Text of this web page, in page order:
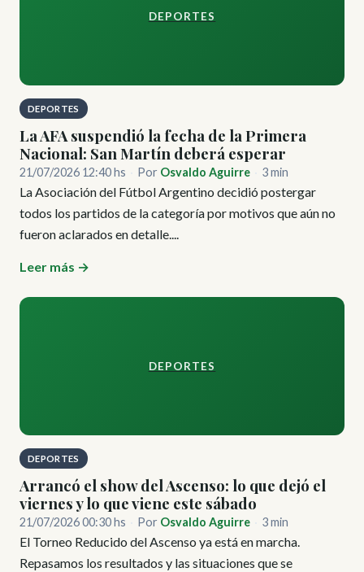
DEPORTES
DEPORTES
La AFA suspendió la fecha de la Primera
Nacional: San Martín deberá esperar
21/07/2026 12:40 hs Por Osvaldo Aguirre 3 min
La Asociación del Fútbol Argentino decidió postergar
todos los partidos de la categoría por motivos que aún no
fueron aclarados en detalle....
Leer más →
DEPORTES
DEPORTES
Arrancó el show del Ascenso: lo que dejó el
viernes y lo que viene este sábado
21/07/2026 00:30 hs Por Osvaldo Aguirre 3 min
El Torneo Reducido del Ascenso ya está en marcha.
Repasamos los resultados y las situaciones que se